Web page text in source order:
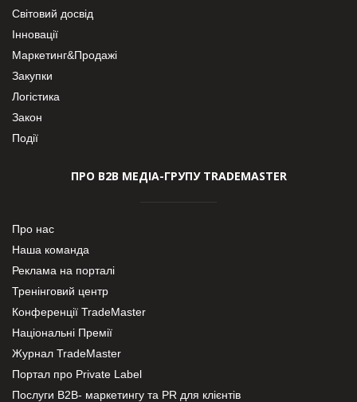
Світовий досвід
Інновації
Маркетинг&Продажі
Закупки
Логістика
Закон
Події
ПРО В2В МЕДІА-ГРУПУ TRADEMASTER
Про нас
Наша команда
Реклама на порталі
Тренінговий центр
Конференції TradeMaster
Національні Премії
Журнал TradeMaster
Портал про Private Label
Послуги В2В- маркетингу та PR для клієнтів